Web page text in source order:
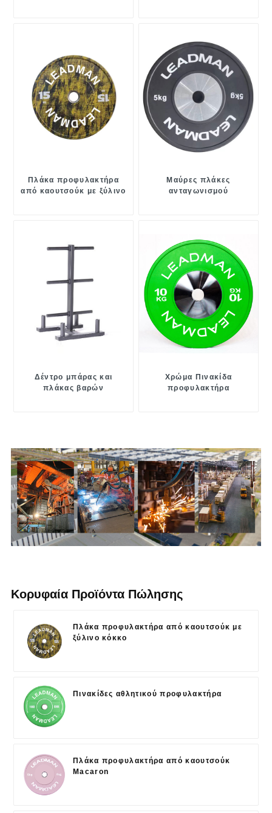
Πλάκα προφυλακτήρα
από καουτσούκ με ξύλινο
Μαύρες πλάκες
ανταγωνισμού
Δέντρο μπάρας και
πλάκας βαρών
Χρώμα Πινακίδα
προφυλακτήρα
Κορυφαία Προϊόντα Πώλησης
Πλάκα προφυλακτήρα από καουτσούκ με
ξύλινο κόκκο
Πινακίδες αθλητικού προφυλακτήρα
Πλάκα προφυλακτήρα από καουτσούκ
Macaron